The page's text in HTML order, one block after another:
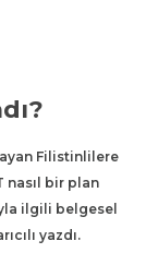
Filistinlilere
nasıl bir plan
ilgili belgesel
yazdı.